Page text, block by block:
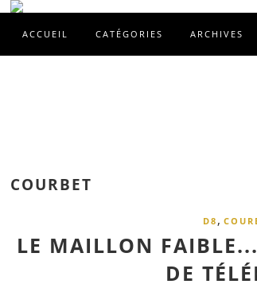
ACCUEIL CATÉGORIES ARCHIVES
COURBET
D8,
LE MAILLON
DE